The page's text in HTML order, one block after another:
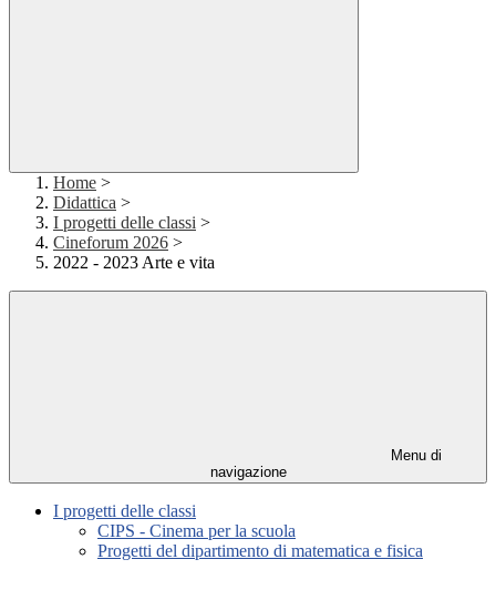
Home >
Didattica >
I progetti delle classi >
Cineforum 2026 >
2022 - 2023 Arte e vita
Menu di
navigazione
I progetti delle classi
CIPS - Cinema per la scuola
Progetti del dipartimento di matematica e fisica